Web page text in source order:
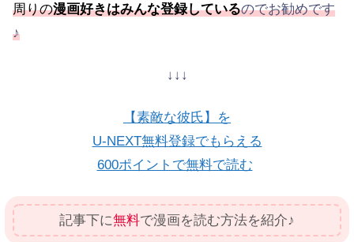
周りの漫画好きはみんな登録しているのでお勧めです
♪
↓↓↓
【素敵な彼氏】を
U-NEXT無料登録でもらえる
600ポイントで無料で読む
記事下に無料で漫画を読む方法を紹介♪